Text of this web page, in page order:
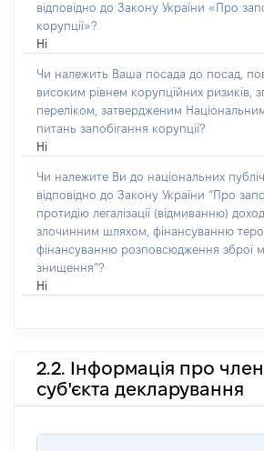
відповідно до Закону України «Про
корупції»?
Ні
Чи належить Ваша посада до посад,
високим рівнем корупційних ризиків,
переліком, затвердженим
питань запобігання корупції?
Ні
Чи належите Ви до національних
відповідно до Закону України “Про
протидію легалізації (відмиванню)
злочинним шляхом, фінансуванню
фінансуванню розповсюдження зброї
знищення”?
Ні
2.2. Інформація про
суб'єкта декларування